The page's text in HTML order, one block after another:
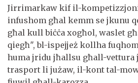
Jirrimarkaw kif il-
infushom għal kemm se jkunu
għal kull biċċa xogħol, waslet
qiegħ", bl-ispejjeż kollha
huma jridu jħallsu għall-vettura
trasport li jużaw, il-kont tal-